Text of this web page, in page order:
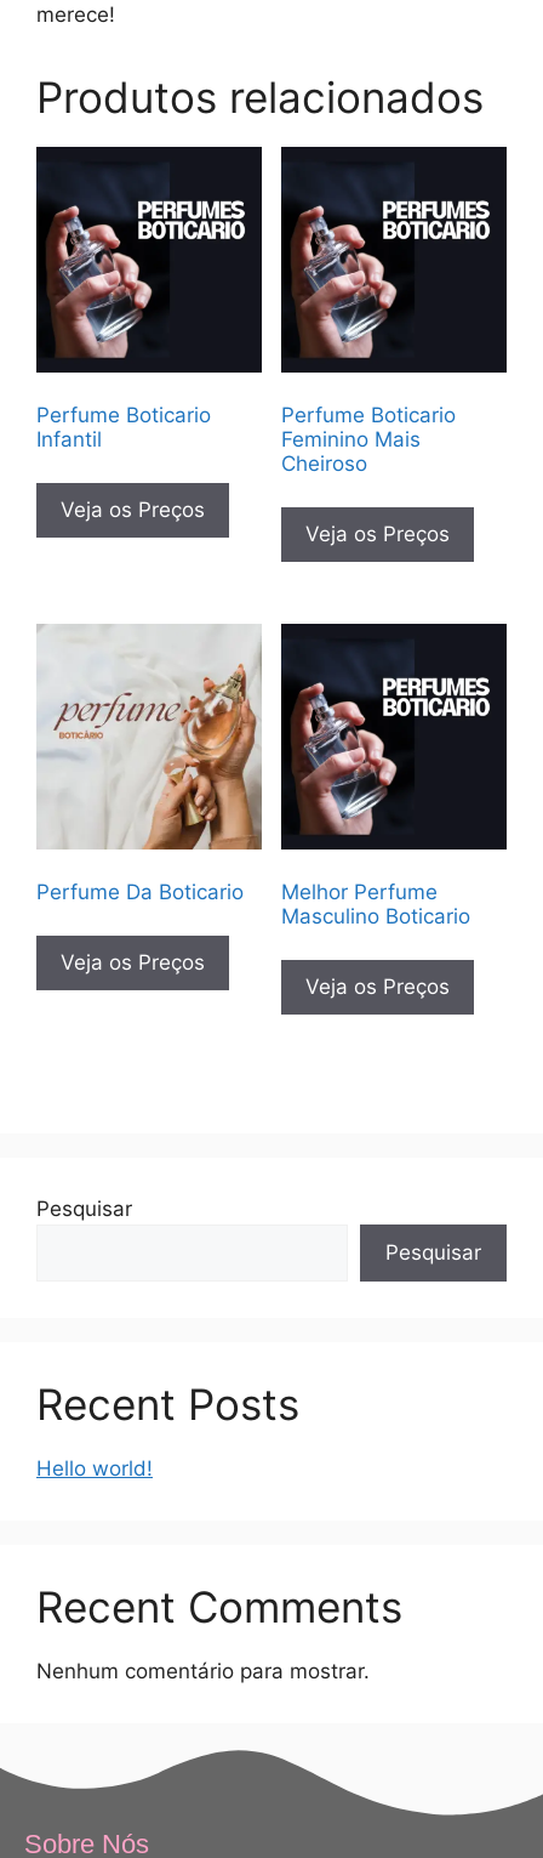
merece!
Produtos relacionados
Perfume Boticario
Infantil
Veja os Preços
Perfume Boticario
Feminino Mais
Cheiroso
Veja os Preços
Perfume Da Boticario
Veja os Preços
Melhor Perfume
Masculino Boticario
Veja os Preços
Pesquisar
Pesquisar
Recent Posts
Hello world!
Recent Comments
Nenhum comentário para mostrar.
Sobre Nós